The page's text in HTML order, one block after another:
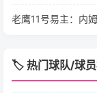
老鹰11号易主：内
🏷️ 热门球队/球